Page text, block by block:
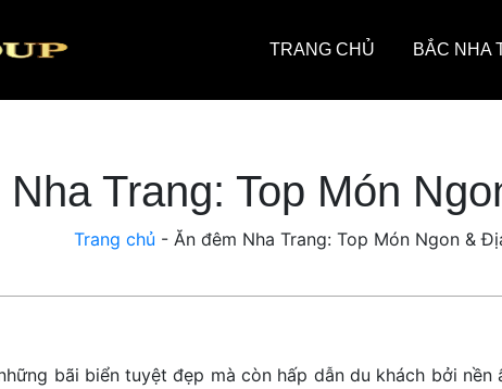
TRANG CHỦ BẮC NHA
Trang: Top Món
Trang chủ - Ăn đêm Nha Trang: Top Món Ngon &
bãi biển tuyệt đẹp mà còn hấp dẫn du khách bởi nền